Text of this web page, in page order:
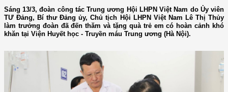
Sáng 13/3, đoàn công tác Trung ương Hội LHPN Việt Nam do Ủy viên
TƯ Đảng, Bí thư Đảng ủy, Chủ tịch Hội LHPN Việt Nam Lê Thị Thủy
làm trưởng đoàn đã đến thăm và tặng quà trẻ em có hoàn cảnh khó
khăn tại Viện Huyết học - Truyền máu Trung ương (Hà Nội).